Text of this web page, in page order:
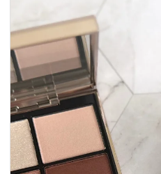
FORTUNE
SDGs
MAGAZINE